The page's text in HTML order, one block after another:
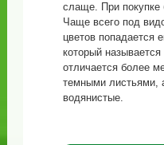
слаще. При покупке
Чаще всего под
цветов попадается
который
отличается более
темными листьями,
водянистые.